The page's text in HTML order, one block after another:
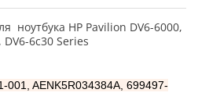
ноутбука HP Pavilion DV6-6000,
6c30 Series
001, AENK5R034384A, 699497-